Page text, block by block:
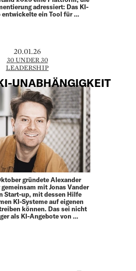
adressiert: Das KI-
entwickelte ein Tool für …
20.01.26
30 UNDER 30
LEADERSHIP
UNABHÄNGIGKEIT
gründete Alexander
mit Jonas Vander
Start-up, mit dessen Hilfe
KI-Systeme auf eigenen
können. Das sei nicht
als KI-Angebote von …